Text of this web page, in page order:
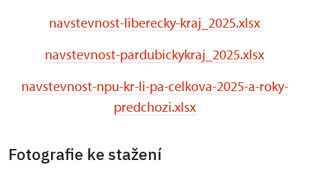
navstevnost-liberecky-kraj_2025.xlsx
navstevnost-pardubickykraj_2025.xlsx
navstevnost-npu-kr-li-pa-celkova-2025-a-roky-
predchozi.xlsx
Fotografie ke stažení